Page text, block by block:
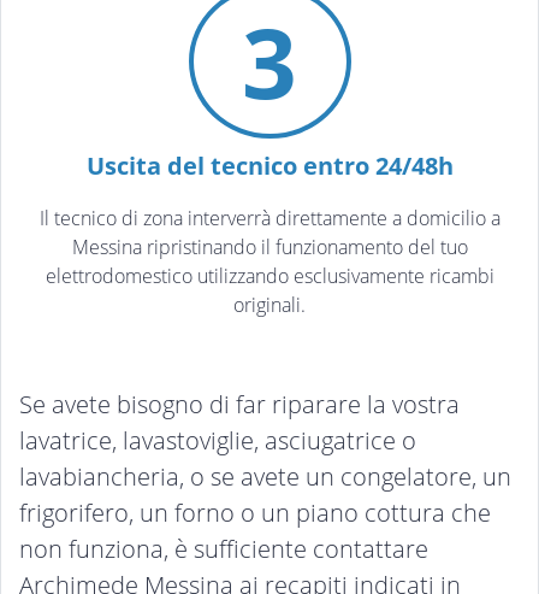
3
Uscita del tecnico entro 24/48h
Il tecnico di zona interverrà direttamente a domicilio a
Messina ripristinando il funzionamento del tuo
elettrodomestico utilizzando esclusivamente ricambi
originali.
Se avete bisogno di far riparare la vostra
lavatrice, lavastoviglie, asciugatrice o
lavabiancheria, o se avete un congelatore, un
frigorifero, un forno o un piano cottura che
non funziona, è sufficiente contattare
Archimede Messina ai recapiti indicati in